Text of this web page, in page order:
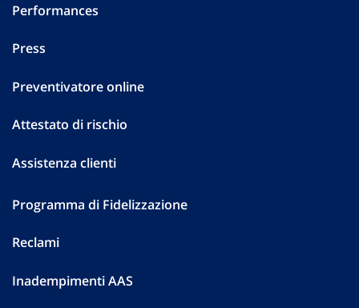
Performances
Press
Preventivatore online
Attestato di rischio
Assistenza clienti
Programma di Fidelizzazione
Reclami
Inadempimenti AAS